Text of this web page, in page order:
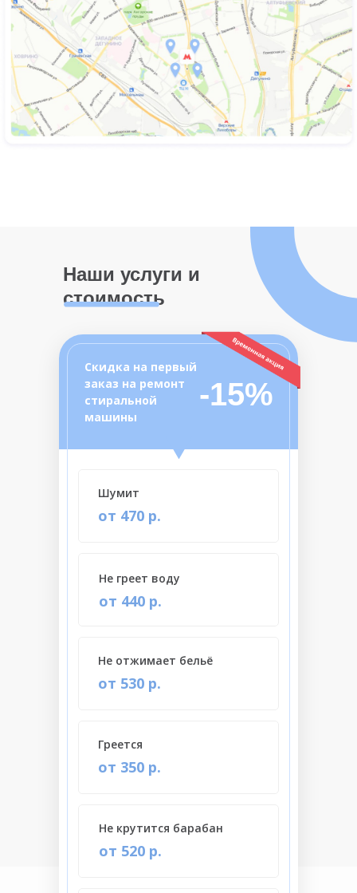
Наши услуги и
стоимость
Скидка на первый
заказ на ремонт
стиральной
машины
-15%
от 470 р.
Шумит
от 520 р.
Не крутится барабан
от 440 р.
Не греет воду
от 530 р.
Не отжимает бельё
от 350 р.
Греется